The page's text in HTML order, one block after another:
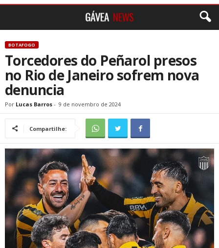
BOTAFOGO
Torcedores do Peñarol presos
no Rio de Janeiro sofrem nova
denuncia
Por Lucas Barros - 9 de novembro de 2024
Compartilhe: